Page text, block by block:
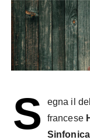
S
egna il
francese